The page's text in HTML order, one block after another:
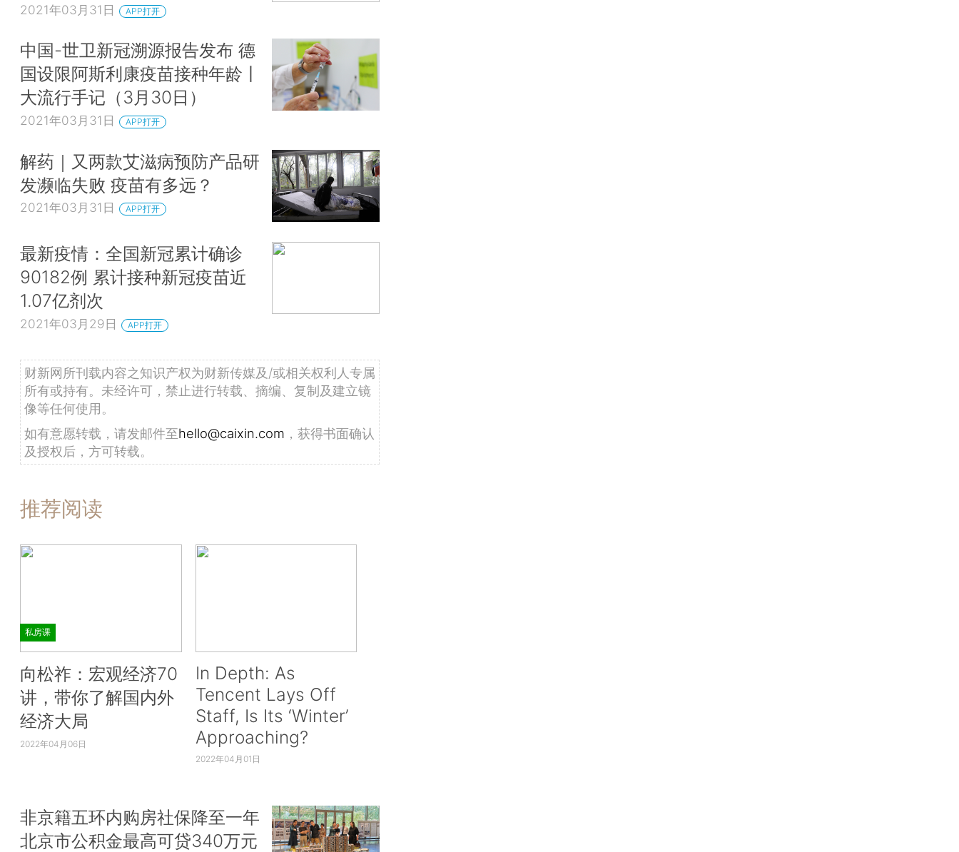
2021年03月31日 APP打开
中国-世卫新冠溯源报告发布 德
国设限阿斯利康疫苗接种年龄丨
大流行手记（3月30日）
2021年03月31日 APP打开
解药｜又两款艾滋病预防产品研
发濒临失败 疫苗有多远？
2021年03月31日 APP打开
最新疫情：全国新冠累计确诊
90182例 累计接种新冠疫苗近
1.07亿剂次
2021年03月29日 APP打开
财新网所刊载内容之知识产权为财新传媒及/或相关权利人专属
所有或持有。未经许可，禁止进行转载、摘编、复制及建立镜
像等任何使用。
如有意愿转载，请发邮件至hello@caixin.com ，获得书面确认
及授权后，方可转载。
推荐阅读
私房课
向松祚：宏观经济70
讲，带你了解国内外
经济大局
2022年04月06日
In Depth: As
Tencent Lays Off
Staff, Is Its ‘Winter’
Approaching?
2022年04月01日
非京籍五环内购房社保降至一年
北京市公积金最高可贷340万元